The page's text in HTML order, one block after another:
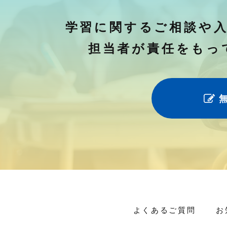
学習に関するご相談や
担当者が責任をも
よくあるご質問 お